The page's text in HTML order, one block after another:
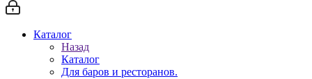
Каталог
Назад
Каталог
Для баров и ресторанов.